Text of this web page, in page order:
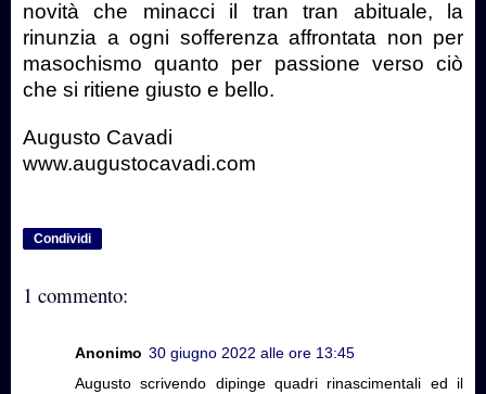
novità che minacci il tran tran abituale, la
rinunzia a ogni sofferenza affrontata non per
masochismo quanto per passione verso ciò
che si ritiene giusto e bello.
Augusto Cavadi
www.augustocavadi.com
Condividi
1 commento:
Anonimo 30 giugno 2022 alle ore 13:45
Augusto scrivendo dipinge quadri rinascimentali ed il